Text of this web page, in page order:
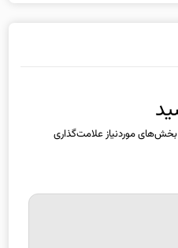
بخش‌های موردنیاز علامت‌گذاری